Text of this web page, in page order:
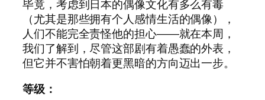
毕竟，考虑到日本的偶像文化有多么有毒
（尤其是那些拥有个人感情生活的偶像），
人们不能完全责怪他的担心——就在本周，
我们了解到，尽管这部剧有着愚蠢的外表，
但它并不害怕朝着更黑暗的方向迈出一步。
等级：